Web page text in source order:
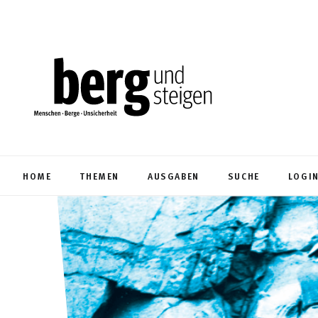
HOME THEMEN AUSGABEN SUCHE